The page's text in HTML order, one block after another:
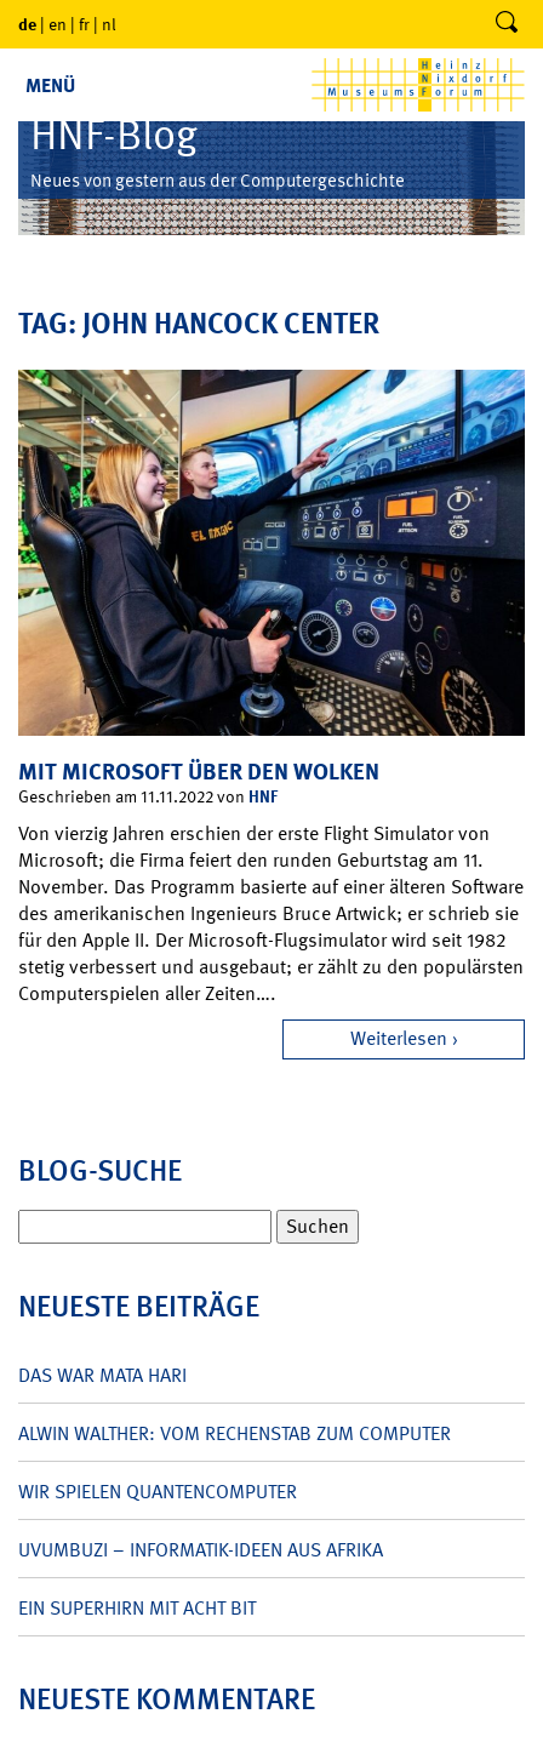
de | en | fr | nl
MENÜ
HNF-Blog
Neues von gestern aus der Computergeschichte
TAG: JOHN HANCOCK CENTER
MIT MICROSOFT ÜBER DEN WOLKEN
Geschrieben am 11.11.2022 von HNF
Von vierzig Jahren erschien der erste Flight Simulator von
Microsoft; die Firma feiert den runden Geburtstag am 11.
November. Das Programm basierte auf einer älteren Software
des amerikanischen Ingenieurs Bruce Artwick; er schrieb sie
für den Apple II. Der Microsoft-Flugsimulator wird seit 1982
stetig verbessert und ausgebaut; er zählt zu den populärsten
Computerspielen aller Zeiten….
Weiterlesen
BLOG-SUCHE
nach:
NEUESTE BEITRÄGE
DAS WAR MATA HARI
ALWIN WALTHER: VOM RECHENSTAB ZUM COMPUTER
WIR SPIELEN QUANTENCOMPUTER
UVUMBUZI – INFORMATIK-IDEEN AUS AFRIKA
EIN SUPERHIRN MIT ACHT BIT
NEUESTE KOMMENTARE